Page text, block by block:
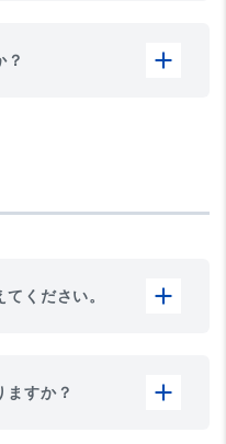
？
ください。
ますか？